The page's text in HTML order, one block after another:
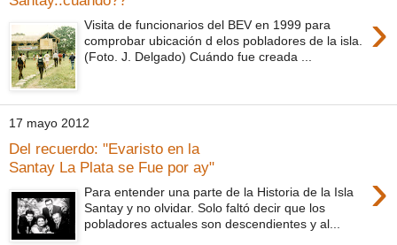
›
Visita de funcionarios del BEV en 1999 para
comprobar ubicación d elos pobladores de la isla.
(Foto. J. Delgado) Cuándo fue creada ...
17 mayo 2012
Del recuerdo: "Evaristo en la
Santay La Plata se Fue por ay"
›
Para entender una parte de la Historia de la Isla
Santay y no olvidar. Solo faltó decir que los
pobladores actuales son descendientes y al...